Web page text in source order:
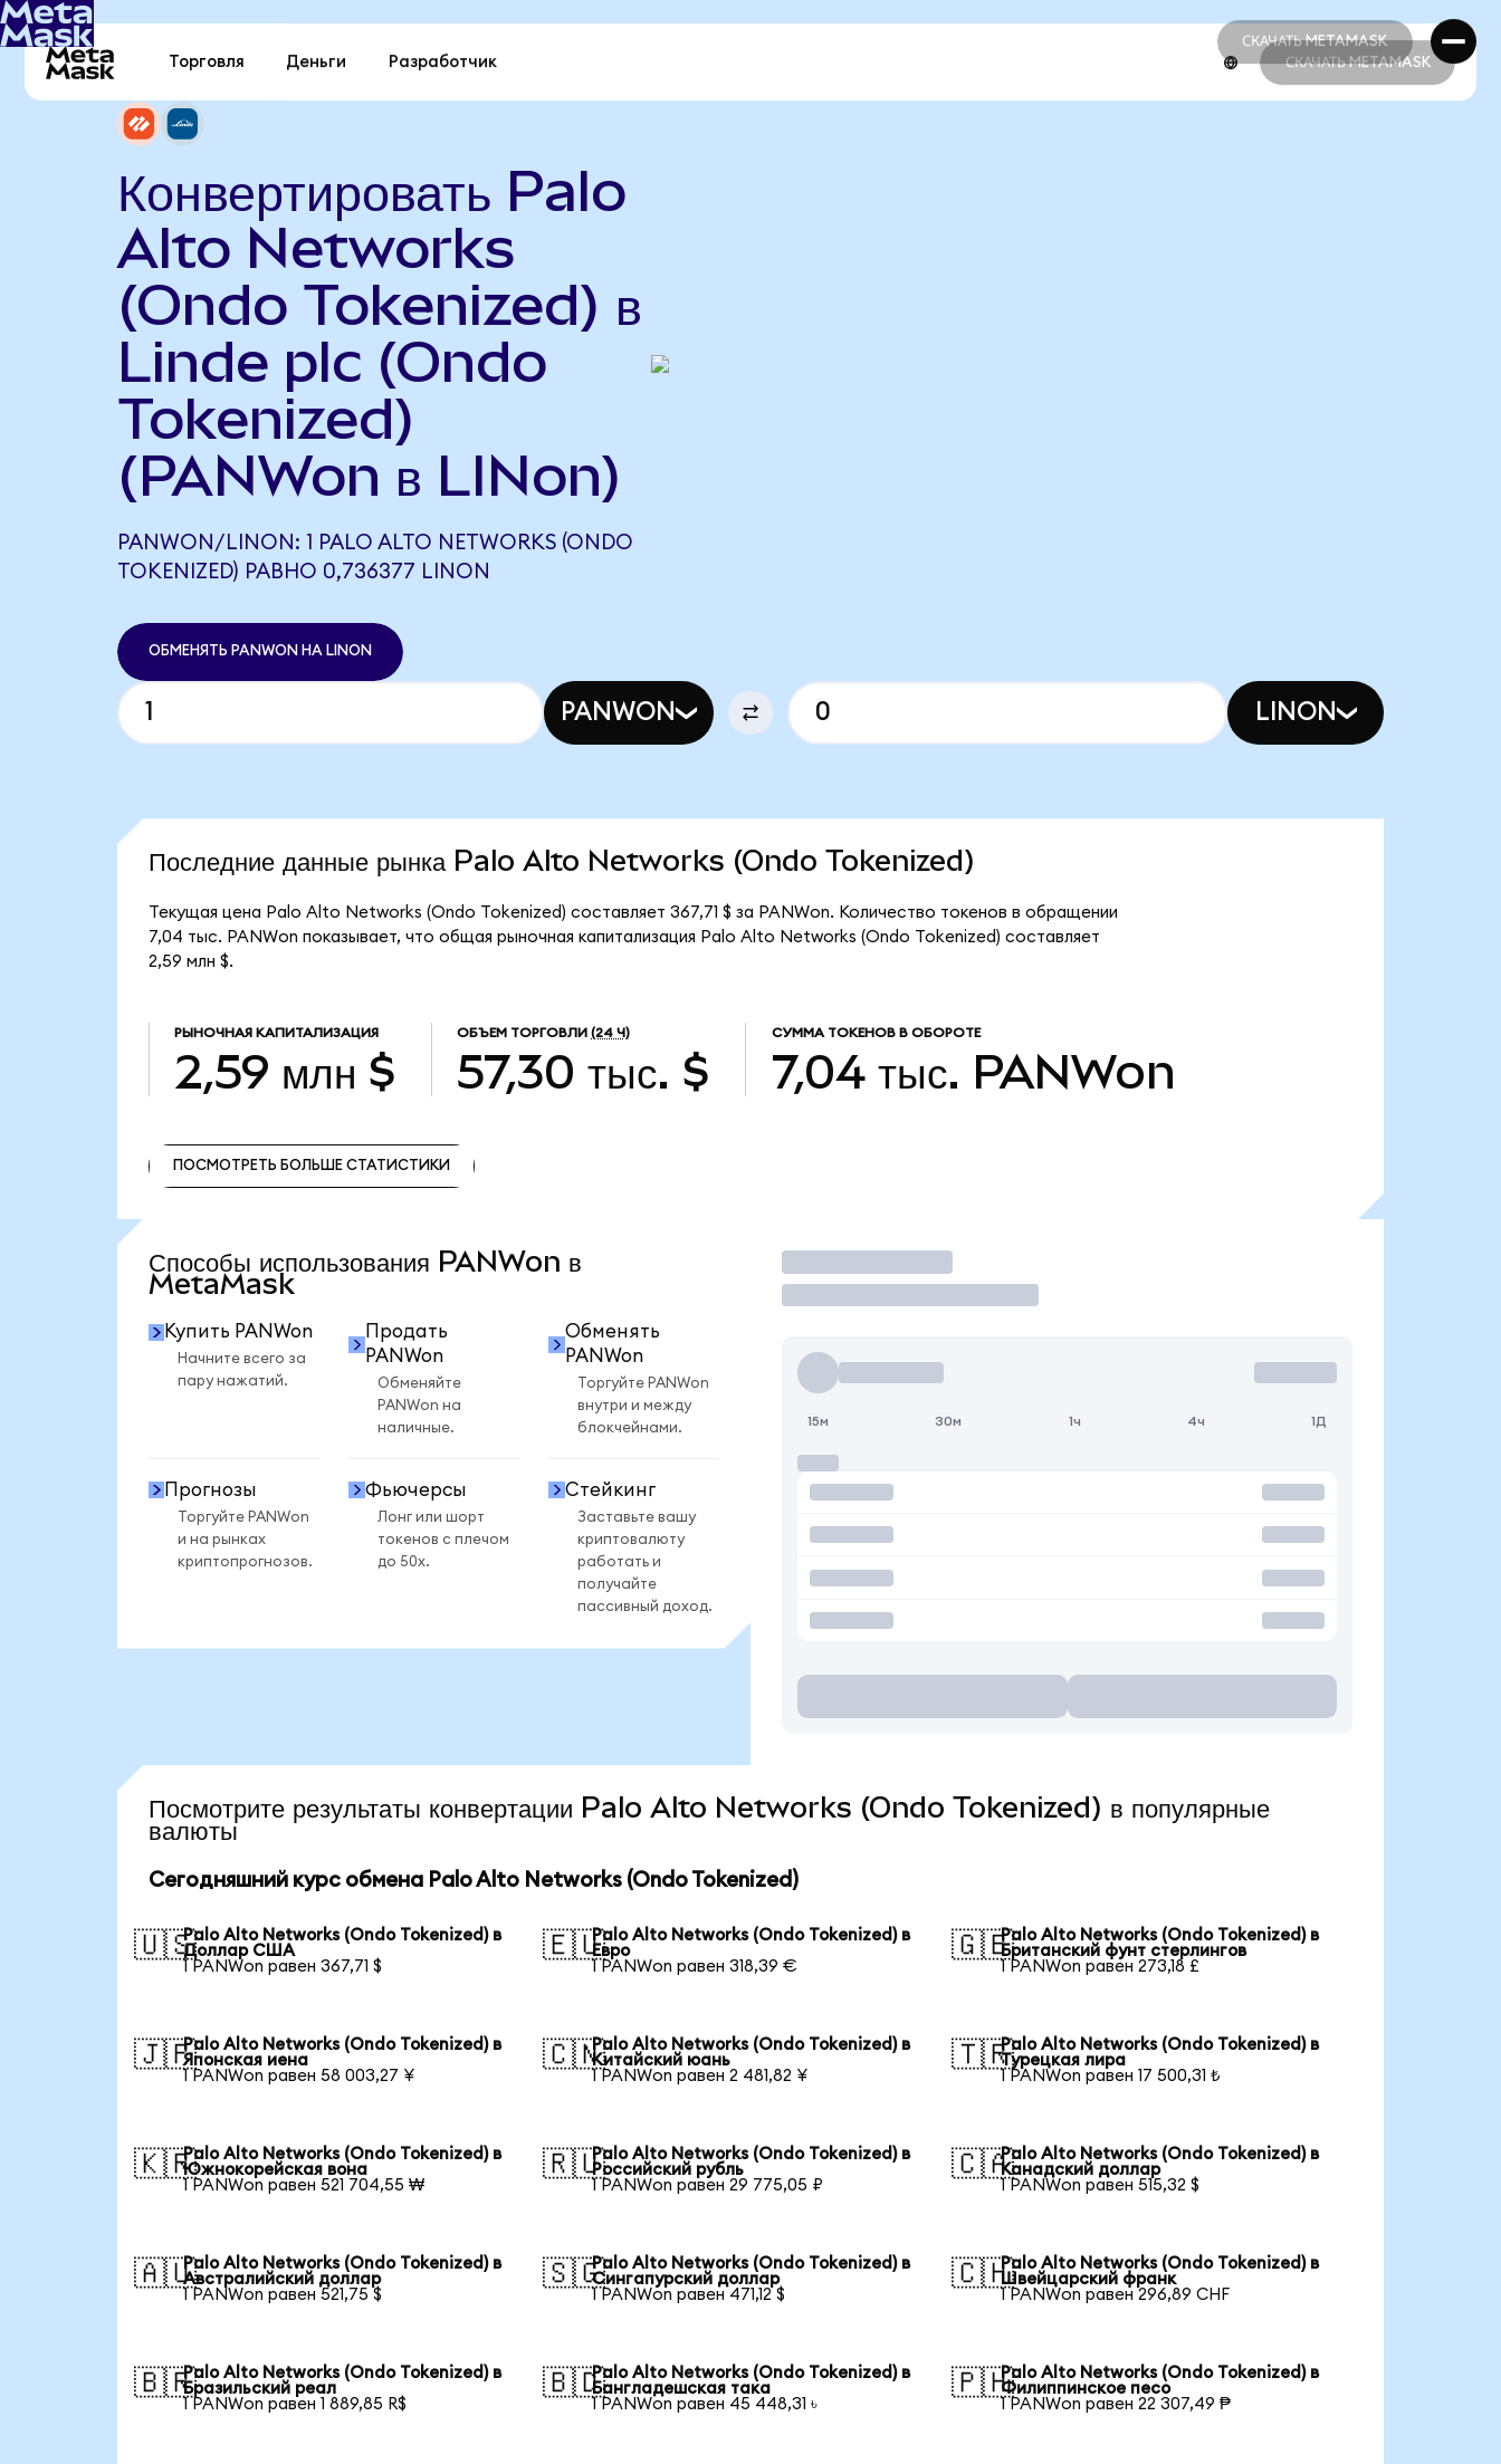
СКАЧАТЬ METAMASK
СКАЧАТЬ METAMASK
Торговля Деньги Разработчик СКАЧАТЬ METAMASK
Конвертировать Palo
Alto Networks
(Ondo Tokenized) в
Linde plc (Ondo
Tokenized)
(PANWon в LINon)
PANWON/LINON: 1 PALO ALTO NETWORKS (ONDO
TOKENIZED) РАВНО 0,736377 LINON
ОБМЕНЯТЬ PANWON НА LINON
PANWON LINON
Последние данные рынка Palo Alto Networks (Ondo Tokenized)
Текущая цена Palo Alto Networks (Ondo Tokenized) составляет 367,71 $ за PANWon. Количество токенов в обращении
7,04 тыс. PANWon показывает, что общая рыночная капитализация Palo Alto Networks (Ondo Tokenized) составляет
2,59 млн $.
РЫНОЧНАЯ КАПИТАЛИЗАЦИЯ
2,59 млн $
ОБЪЕМ ТОРГОВЛИ (24 Ч)
57,30 тыс. $
СУММА ТОКЕНОВ В ОБОРОТЕ
7,04 тыс. PANWon
ПОСМОТРЕТЬ БОЛЬШЕ СТАТИСТИКИ
Способы использования PANWon в
MetaMask
Купить PANWon
Начните всего за
пару нажатий.
Продать
PANWon
Обменяйте
PANWon на
наличные.
Обменять
PANWon
Торгуйте PANWon
внутри и между
блокчейнами.
Прогнозы
Торгуйте PANWon
и на рынках
криптопрогнозов.
Фьючерсы
Лонг или шорт
токенов с плечом
до 50x.
Стейкинг
Заставьте вашу
криптовалюту
работать и
получайте
пассивный доход.
Торговать
15м 30м 1ч 4ч 1Д
Посмотрите результаты конвертации Palo Alto Networks (Ondo Tokenized) в популярные
валюты
Сегодняшний курс обмена Palo Alto Networks (Ondo Tokenized)
🇺🇸Palo Alto Networks (Ondo Tokenized) в
Доллар США
1 PANWon равен 367,71 $
🇪🇺Palo Alto Networks (Ondo Tokenized) в
Евро
1 PANWon равен 318,39 €
🇬🇧Palo Alto Networks (Ondo Tokenized) в
Британский фунт стерлингов
1 PANWon равен 273,18 £
🇯🇵Palo Alto Networks (Ondo Tokenized) в
Японская иена
1 PANWon равен 58 003,27 ¥
🇨🇳Palo Alto Networks (Ondo Tokenized) в
Китайский юань
1 PANWon равен 2 481,82 ¥
🇹🇷Palo Alto Networks (Ondo Tokenized) в
Турецкая лира
1 PANWon равен 17 500,31 ₺
🇰🇷Palo Alto Networks (Ondo Tokenized) в
Южнокорейская вона
1 PANWon равен 521 704,55 ₩
🇷🇺Palo Alto Networks (Ondo Tokenized) в
Российский рубль
1 PANWon равен 29 775,05 ₽
🇨🇦Palo Alto Networks (Ondo Tokenized) в
Канадский доллар
1 PANWon равен 515,32 $
🇦🇺Palo Alto Networks (Ondo Tokenized) в
Австралийский доллар
1 PANWon равен 521,75 $
🇸🇬Palo Alto Networks (Ondo Tokenized) в
Сингапурский доллар
1 PANWon равен 471,12 $
🇨🇭Palo Alto Networks (Ondo Tokenized) в
Швейцарский франк
1 PANWon равен 296,89 CHF
🇧🇷Palo Alto Networks (Ondo Tokenized) в
Бразильский реал
1 PANWon равен 1 889,85 R$
🇧🇩Palo Alto Networks (Ondo Tokenized) в
Бангладешская така
1 PANWon равен 45 448,31 ৳
🇵🇭Palo Alto Networks (Ondo Tokenized) в
Филиппинское песо
1 PANWon равен 22 307,49 ₱